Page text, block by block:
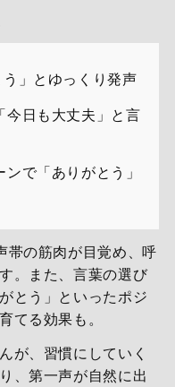
」とゆっくり発声
今日も大丈夫」と言
で「ありがとう」
帯の筋肉が目覚め、呼
。また、言葉の選び
とう」といったポジ
てる効果も。
が、習慣にしていく
、第一声が自然に出